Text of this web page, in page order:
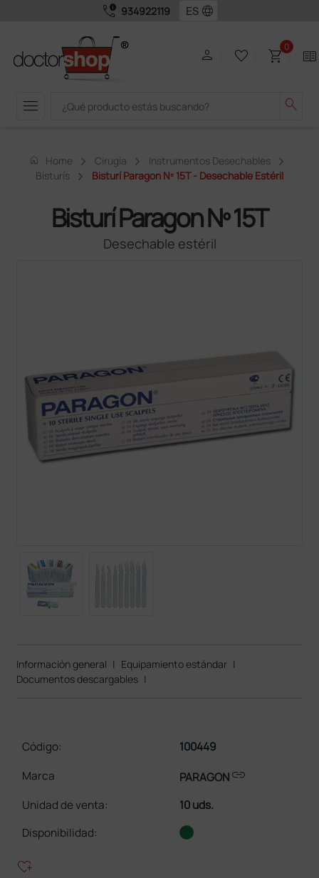
call_quality 934922119 language
menu search
person favorite_border shopping_cart0 two_pager
home Home Cirugía
Instrumentos Desechables
Bisturís
Bisturí Paragon Nº 15T - Desechable Estéril
Bisturí Paragon Nº 15T
Desechable estéril
Información general | Equipamiento estándar |
Documentos descargables |
Código:
100449
Marca
PARAGONlink
Unidad de venta:
10 uds.
Disponibilidad:
heart_plus